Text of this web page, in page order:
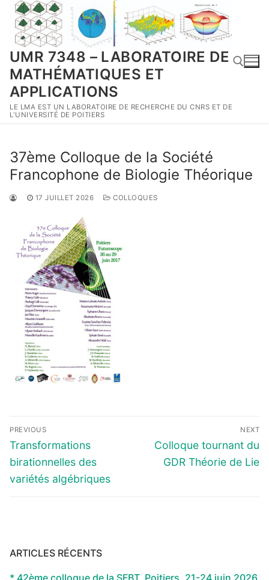
Aller
contenu
UMR 7348 – LABORATOIRE DE
MATHÉMATIQUES ET
APPLICATIONS
LE LMA EST UN LABORATOIRE DE RECHERCHE DU CNRS ET DE
L'UNIVERSITÉ DE POITIERS
Rechercher :
37ème Colloque de la Société
Francophone de Biologie Théorique
17 JUILLET 2026 COLLOQUES
Navigation
de
l’article
PREVIOUS
Previous
post:
Transformations
birationnelles des
variétés algébriques
NEXT
Next
post:
Colloque tournant du
GDR Théorie de Lie
ARTICLES RÉCENTS
* 42ème colloque de la SFBT, Poitiers, 21-24 juin 2026